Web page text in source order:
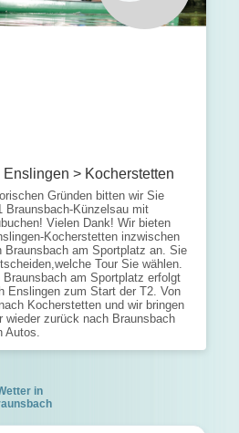
Enslingen > Kocherstetten
Gründen bitten wir Sie
Braunsbach-Künzelsau mit
Vielen Dank! Wir bieten
Kocherstetten inzwischen
Braunsbach am Sportplatz an. Sie
Tour Sie wählen.
Braunsbach am Sportplatz erfolgt
Enslingen zum Start der T2. Von
Kocherstetten und wir bringen
wieder zurück nach Braunsbach
Autos.
in